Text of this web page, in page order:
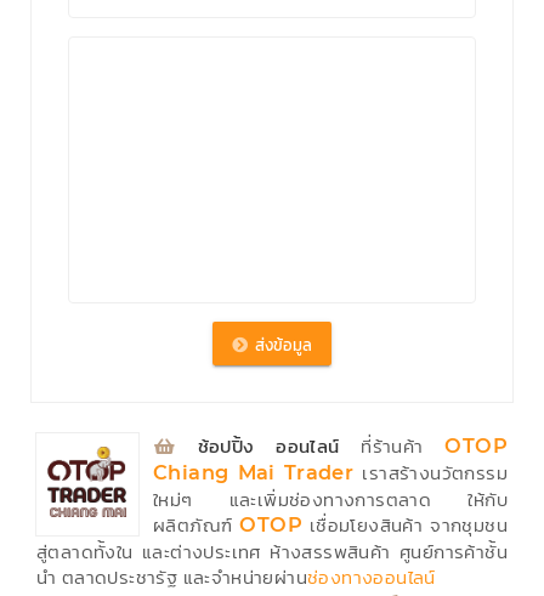
ช้อปปิ้ง ออนไลน์ ที่ร้านค้าOTOP
Chiang Mai Trader เราสร้างนวัตกรรม
ใหม่ๆ และเพิ่มช่องทางการตลาด ให้กับ
ผลิตภัณฑ์OTOP เชื่อมโยงสินค้า จากชุมชน
สู่ตลาดทั้งใน และต่างประเทศ ห้างสรรพสินค้า ศูนย์การค้าชั้น
นำ ตลาดประชารัฐ และจำหน่ายผ่านช่องทางออนไลน์